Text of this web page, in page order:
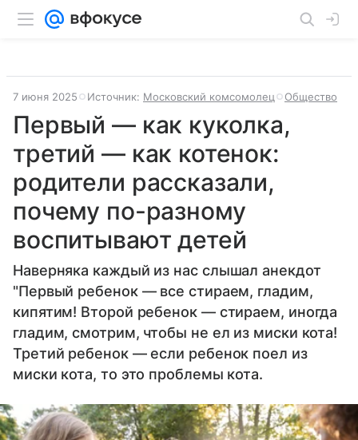
7 июня 2025 Источник: Московский комсомолец Общество
Первый — как куколка,
третий — как котенок:
родители рассказали,
почему по-разному
воспитывают детей
Наверняка каждый из нас слышал анекдот
"Первый ребенок — все стираем, гладим,
кипятим! Второй ребенок — стираем, иногда
гладим, смотрим, чтобы не ел из миски кота!
Третий ребенок — если ребенок поел из
миски кота, то это проблемы кота.